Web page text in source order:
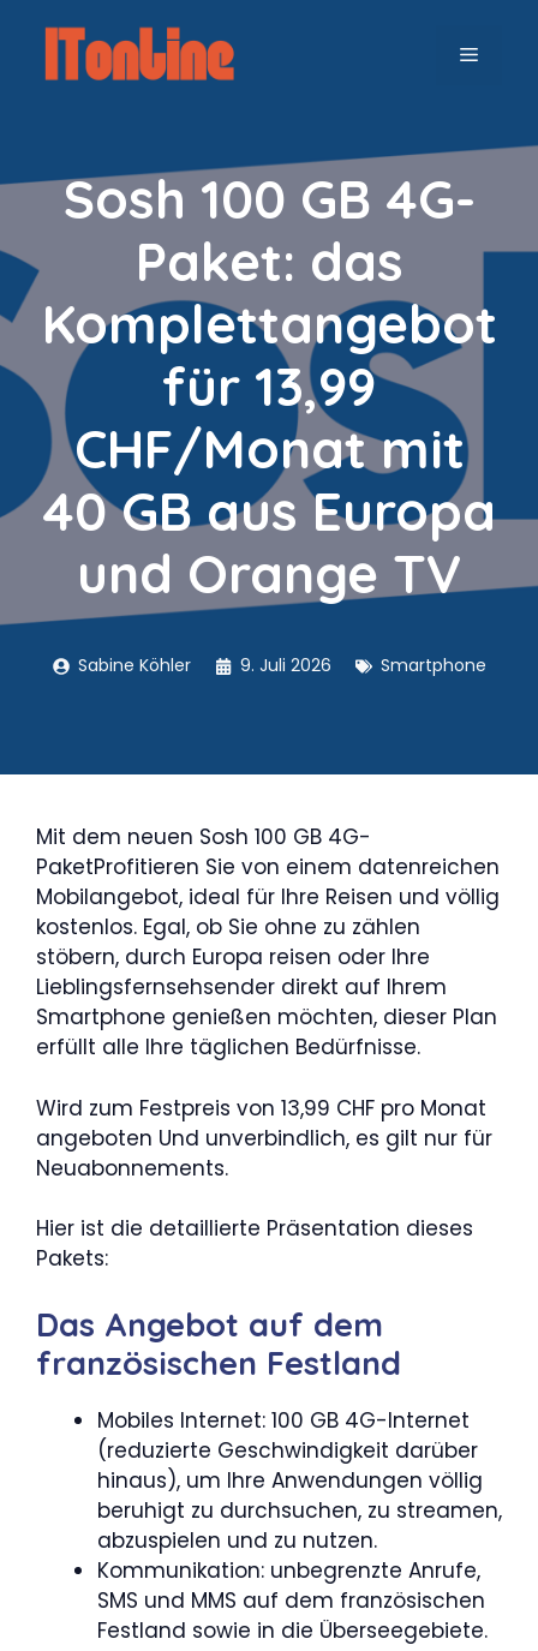
springen
MENÜ
Sosh 100 GB 4G-
Paket: das
Komplettangebot
für 13,99
CHF/Monat mit
40 GB aus Europa
und Orange TV
Sabine Köhler 9. Juli 2026 Smartphone
Mit dem neuen Sosh 100 GB 4G-
PaketProfitieren Sie von einem datenreichen
Mobilangebot, ideal für Ihre Reisen und völlig
kostenlos. Egal, ob Sie ohne zu zählen
stöbern, durch Europa reisen oder Ihre
Lieblingsfernsehsender direkt auf Ihrem
Smartphone genießen möchten, dieser Plan
erfüllt alle Ihre täglichen Bedürfnisse.
Wird zum Festpreis von 13,99 CHF pro Monat
angeboten Und unverbindlich, es gilt nur für
Neuabonnements.
Hier ist die detaillierte Präsentation dieses
Pakets:
Das Angebot auf dem
französischen Festland
Mobiles Internet: 100 GB 4G-Internet
(reduzierte Geschwindigkeit darüber
hinaus), um Ihre Anwendungen völlig
beruhigt zu durchsuchen, zu streamen,
abzuspielen und zu nutzen.
Kommunikation: unbegrenzte Anrufe,
SMS und MMS auf dem französischen
Festland sowie in die Überseegebiete.